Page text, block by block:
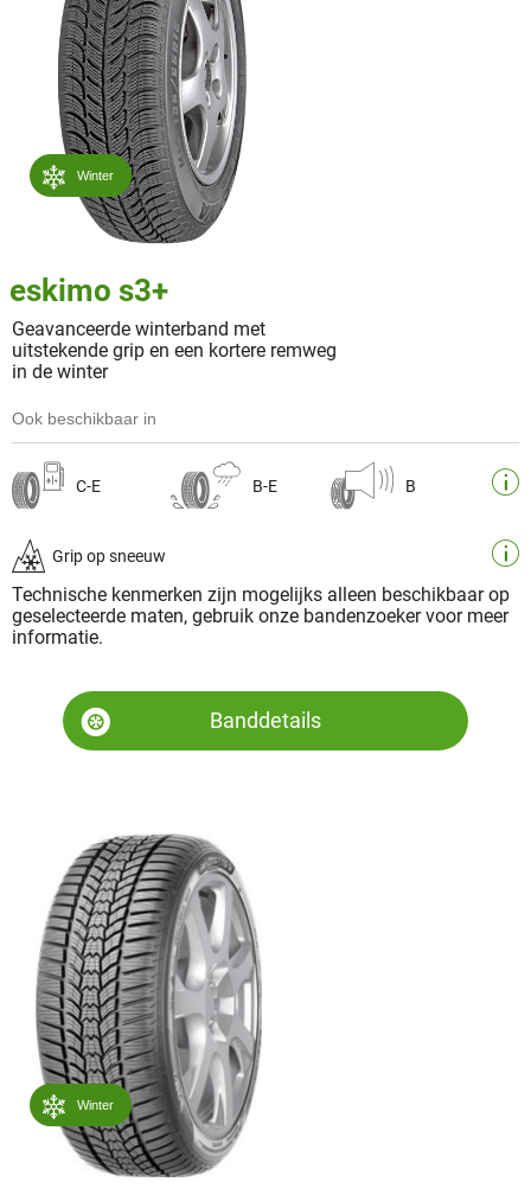
Winter
eskimo s3+
Geavanceerde winterband met
uitstekende grip en een kortere remweg
in de winter
Ook beschikbaar in
C-E B-E B
Grip op sneeuw
Technische kenmerken zijn mogelijks alleen beschikbaar op
geselecteerde maten, gebruik onze bandenzoeker voor meer
informatie.
Banddetails
Winter